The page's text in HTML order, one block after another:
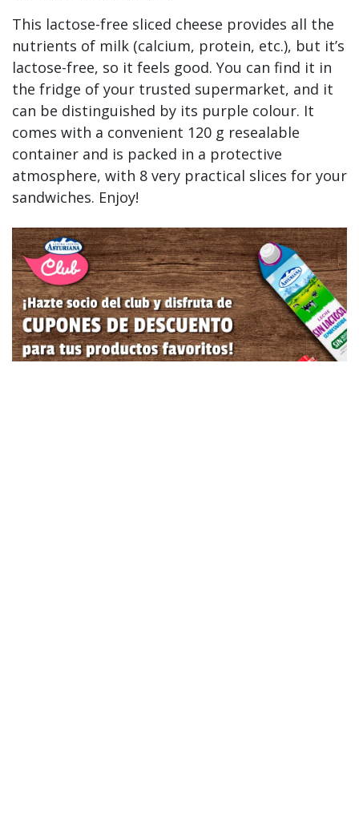
This lactose-free sliced cheese provides all the
nutrients of milk (calcium, protein, etc.), but it’s
lactose-free, so it feels good. You can find it in
the fridge of your trusted supermarket, and it
can be distinguished by its purple colour. It
comes with a convenient 120 g resealable
container and is packed in a protective
atmosphere, with 8 very practical slices for your
sandwiches. Enjoy!